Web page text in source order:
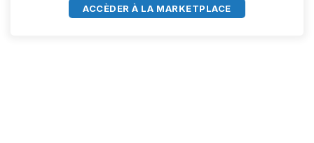
ACCÈDER À LA MARKETPLACE